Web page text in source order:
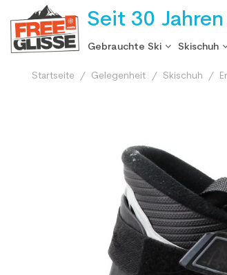
Seit 30
Gebrauchte Ski Skischuh
Startseite Gelegenheit Skischuh